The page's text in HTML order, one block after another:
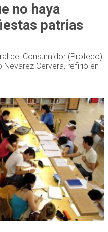
no haya
del Consumidor (Profeco)
Cervera, refirió en